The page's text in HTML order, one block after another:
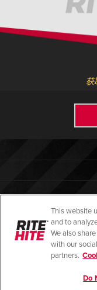
获
This website
and to
We also
with our
partners.
Do